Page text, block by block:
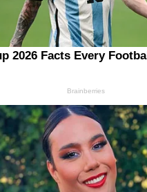
2026 Facts Every
Brainberries